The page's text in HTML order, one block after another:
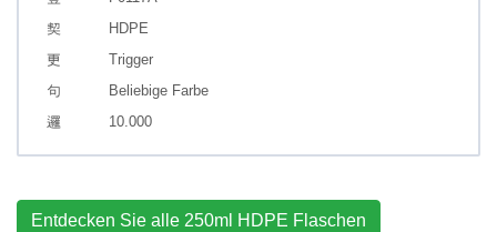
HDPE
Trigger
Beliebige Farbe
10.000
Entdecken Sie alle 250ml HDPE Flaschen